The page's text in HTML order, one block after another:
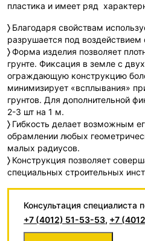
пластика и имеет ряд
〉 Благодаря свойствам
разрушается под воздействием
〉Форма изделия позволяет
грунте. Фиксация в земле с
ограждающую конструкцию
минимизирует «всплывания»
грунтов. Для дополнительной
2-3 шт на 1 м.
〉 Гибкость делает возможным
обрамлении любых
малых радиусов.
〉 Конструкция позволяет
специальных строительных
Консультация специалиста
+7 (4012) 51-53-53, +7